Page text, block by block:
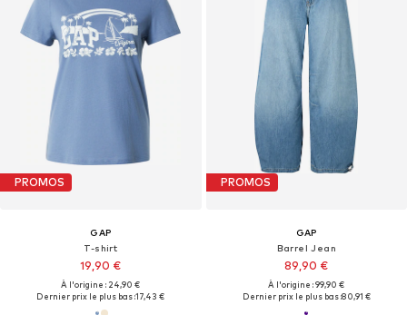
PROMOS
GAP
T-shirt
19,90 €
À l'origine : 24,90 €
Dernier prix le plus bas :17,43 €
PROMOS
GAP
Barrel Jean
89,90 €
À l'origine : 99,90 €
Dernier prix le plus bas :80,91 €